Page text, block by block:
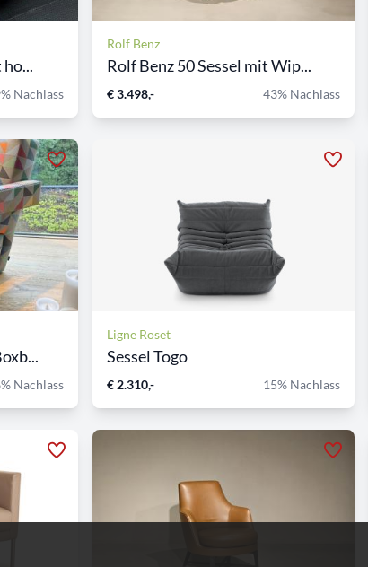
Nachlass
Rolf Benz
Rolf Benz 50 Sessel mit Wip...
€ 3.498,- 43% Nachlass
Nachlass
Ligne Roset
Sessel Togo
€ 2.310,- 15% Nachlass